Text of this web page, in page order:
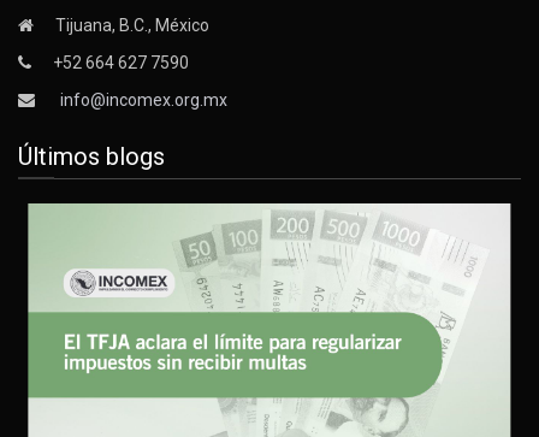
Tijuana, B.C., México
+52 664 627 7590
info@incomex.org.mx
Últimos blogs